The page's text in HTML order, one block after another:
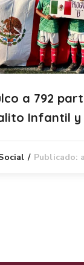
a 792
Infantil y
Publicado: